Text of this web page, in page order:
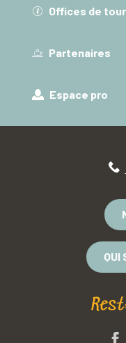
Offices de
Partenaires
Espace pro
QUI